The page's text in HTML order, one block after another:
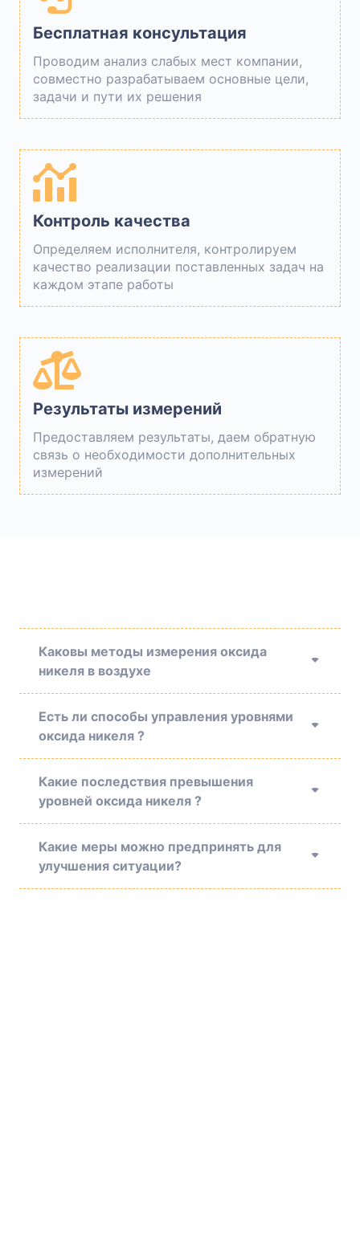
Бесплатная консультация
Проводим анализ слабых мест компании,
совместно разрабатываем основные цели,
задачи и пути их решения
Контроль качества
Определяем исполнителя, контролируем
качество реализации поставленных задач на
каждом этапе работы
Результаты измерений
Предоставляем результаты, даем обратную
связь о необходимости дополнительных
измерений
Каковы методы измерения оксида
никеля в воздухе
Есть ли способы управления уровнями
оксида никеля ?
Какие последствия превышения
уровней оксида никеля ?
Какие меры можно предпринять для
улучшения ситуации?